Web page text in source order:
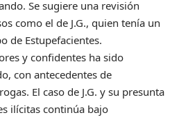
Se sugiere una revisión
como el de J.G., quien tenía un
de Estupefacientes.
y confidentes ha sido
con antecedentes de
El caso de J.G. y su presunta
ilícitas continúa bajo